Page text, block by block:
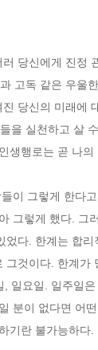
당신에게 진정
고독 같은 우울
당신의 미래에
을 실천하고 살
생행로는 곧 나
이 그렇게 한다
그렇게 했다.
다. 한계는 합
것이다. 한계
일요일. 일주일
분이 없다면 어
기란 불가능하